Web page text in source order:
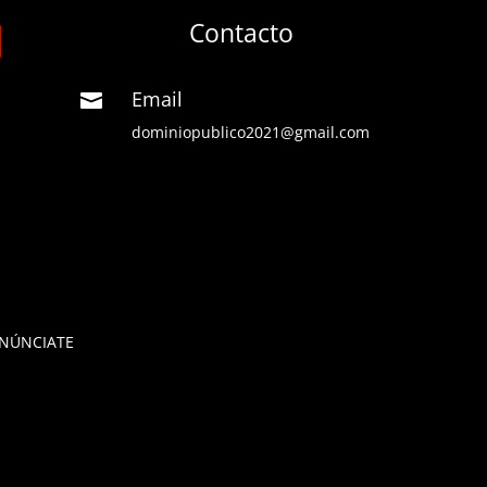
Contacto
 Email
dominiopublico2021@gmail.com